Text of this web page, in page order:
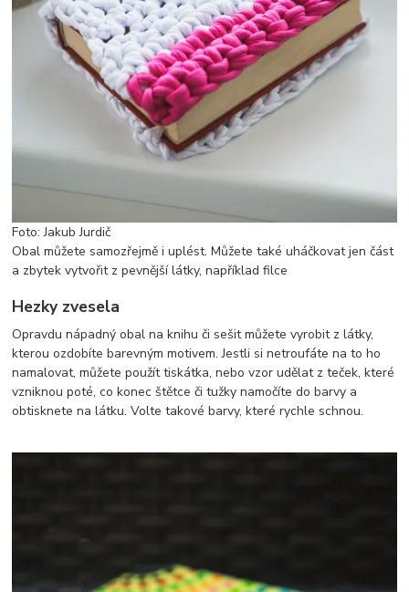
Foto: Jakub Jurdič
Obal můžete samozřejmě i uplést. Můžete také uháčkovat jen část
a zbytek vytvořit z pevnější látky, například filce
Hezky zvesela
Opravdu nápadný obal na knihu či sešit můžete vyrobit z látky,
kterou ozdobíte barevným motivem. Jestli si netroufáte na to ho
namalovat, můžete použít tiskátka, nebo vzor udělat z teček, které
vzniknou poté, co konec štětce či tužky namočíte do barvy a
obtisknete na látku. Volte takové barvy, které rychle schnou.